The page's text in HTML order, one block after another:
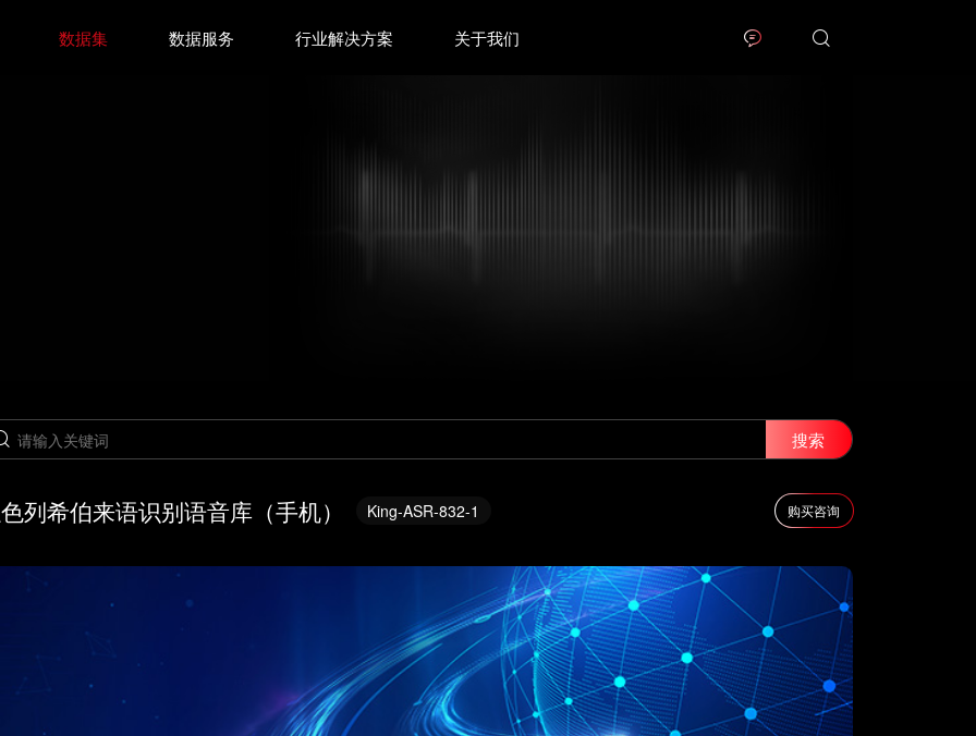
数据集 数据服务 行业解决方案 关于我们
搜索
列希伯来语识别语音库（手机） King-ASR-832-1 购买咨询